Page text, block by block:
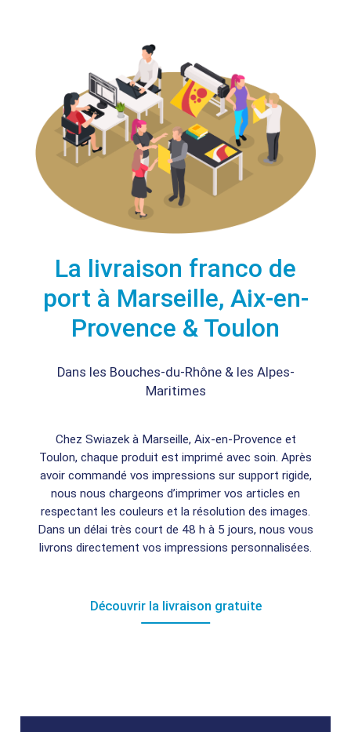
La livraison franco de
port à Marseille, Aix-en-
Provence & Toulon
Dans les Bouches-du-Rhône & les Alpes-
Maritimes
Chez Swiazek à Marseille, Aix-en-Provence et
Toulon, chaque produit est imprimé avec soin. Après
avoir commandé vos impressions sur support rigide,
nous nous chargeons d’imprimer vos articles en
respectant les couleurs et la résolution des images.
Dans un délai très court de 48 h à 5 jours, nous vous
livrons directement vos impressions personnalisées.
Découvrir la livraison gratuite